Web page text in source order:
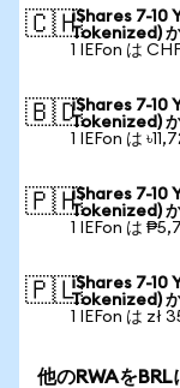
🇨🇭iShares 7-10
Tokenized)
1 IEFon は
🇧🇩iShares 7-10
Tokenized)
1 IEFon は
🇵🇭iShares 7-10
Tokenized)
1 IEFon は
🇵🇱iShares 7-10
Tokenized)
1 IEFon は zł
他のRWAをBRL